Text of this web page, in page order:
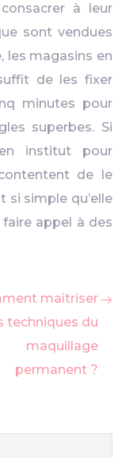
à leur
sont vendues
les magasins en
de les fixer
minutes pour
superbes. Si
institut pour
de le
si simple qu’elle
appel à des
maîtriser
techniques du
maquillage
permanent ?